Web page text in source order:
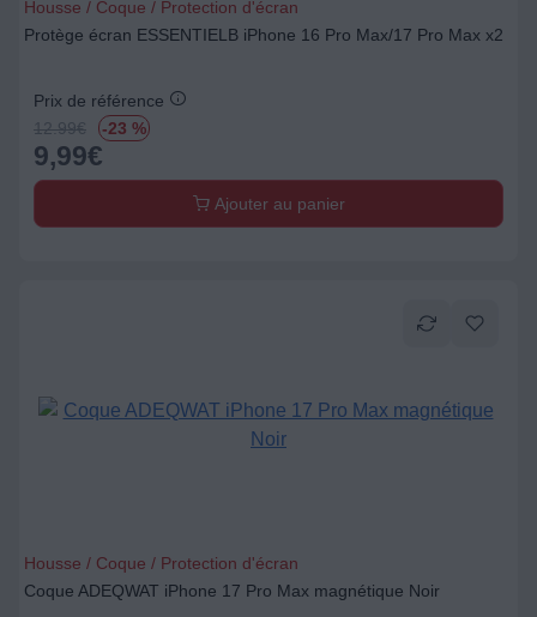
Housse / Coque / Protection d'écran
Protège écran ESSENTIELB iPhone 16 Pro Max/17 Pro Max x2
Prix de référence
12.99€ -23 %
9,99€
Ajouter au panier
Housse / Coque / Protection d'écran
Coque ADEQWAT iPhone 17 Pro Max magnétique Noir